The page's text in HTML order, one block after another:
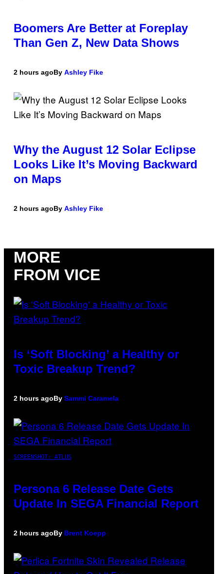
Boomers Are Better at Foreplay
Than Gen Z, New Data Shows
2 hours agoBy Ashley Fike
Why the August 12 Solar Eclipse
Looks Like It’s Moving Backward
on Maps
2 hours agoBy Ashley Fike
MORE
FROM VICE
Is ‘Soft Blocking’ a Healthy or
Toxic Breakup Trend?
2 hours agoBy Sammi Caramela
SCREENSHOT: ATLUS
Persona 6 Release Date Gets
Update In SEGA Financial Report
2 hours agoBy Brent Koepp